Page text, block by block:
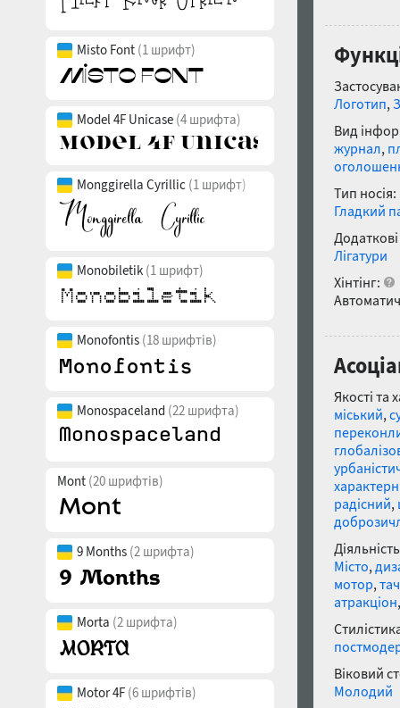
Misto Font (1 шрифт)
Model 4F Unicase (4 шрифта)
Monggirella Cyrillic (1 шрифт)
Monobiletik (1 шрифт)
Monofontis (18 шрифтів)
Monospaceland (22 шрифта)
Mont (20 шрифтів)
9 Months (2 шрифта)
Morta (2 шрифта)
Motor 4F (6 шрифтів)
Логотип,
Вид
журнал,
Тип носія:
Гладкий
Лігатури
Хінтінг:
Якості та
міський,
радісний,
Місто,
мотор,
атракціон
Віковий
Молодий